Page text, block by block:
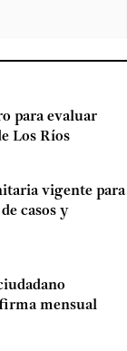
para evaluar
Los Ríos
vigente para
casos y
mensual